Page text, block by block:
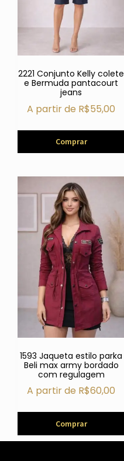
2221 Conjunto Kelly colete
e Bermuda pantacourt
jeans
A partir de R$55,00
Comprar
1593 Jaqueta estilo parka
Beli max army bordado
com regulagem
A partir de R$60,00
Comprar